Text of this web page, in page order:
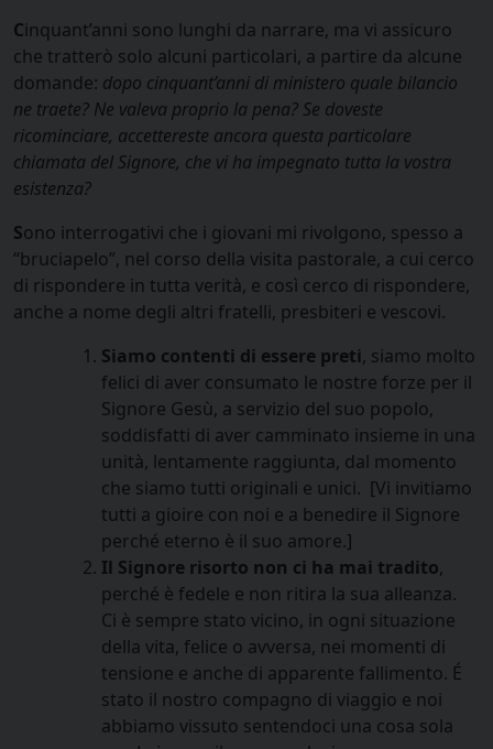
Cinquant’anni sono lunghi da narrare, ma vi assicuro
che tratterò solo alcuni particolari, a partire da alcune
domande: dopo cinquant’anni di ministero quale bilancio
ne traete? Ne valeva proprio la pena? Se doveste
ricominciare, accettereste ancora questa particolare
chiamata del Signore, che vi ha impegnato tutta la vostra
esistenza?
Sono interrogativi che i giovani mi rivolgono, spesso a
“bruciapelo”, nel corso della visita pastorale, a cui cerco
di rispondere in tutta verità, e così cerco di rispondere,
anche a nome degli altri fratelli, presbiteri e vescovi.
Siamo contenti di essere preti, siamo molto
felici di aver consumato le nostre forze per il
Signore Gesù, a servizio del suo popolo,
soddisfatti di aver camminato insieme in una
unità, lentamente raggiunta, dal momento
che siamo tutti originali e unici. [Vi invitiamo
tutti a gioire con noi e a benedire il Signore
perché eterno è il suo amore.]
Il Signore risorto non ci ha mai tradito,
perché è fedele e non ritira la sua alleanza.
Ci è sempre stato vicino, in ogni situazione
della vita, felice o avversa, nei momenti di
tensione e anche di apparente fallimento. É
stato il nostro compagno di viaggio e noi
abbiamo vissuto sentendoci una cosa sola